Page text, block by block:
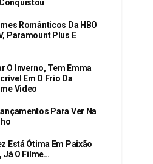
Românticos Da HBO
Paramount Plus E
O Inverno, Tem Emma
Em O Frio Da
Video
Para Ver Na
Está Ótima Em Paixão
Já O Filme…